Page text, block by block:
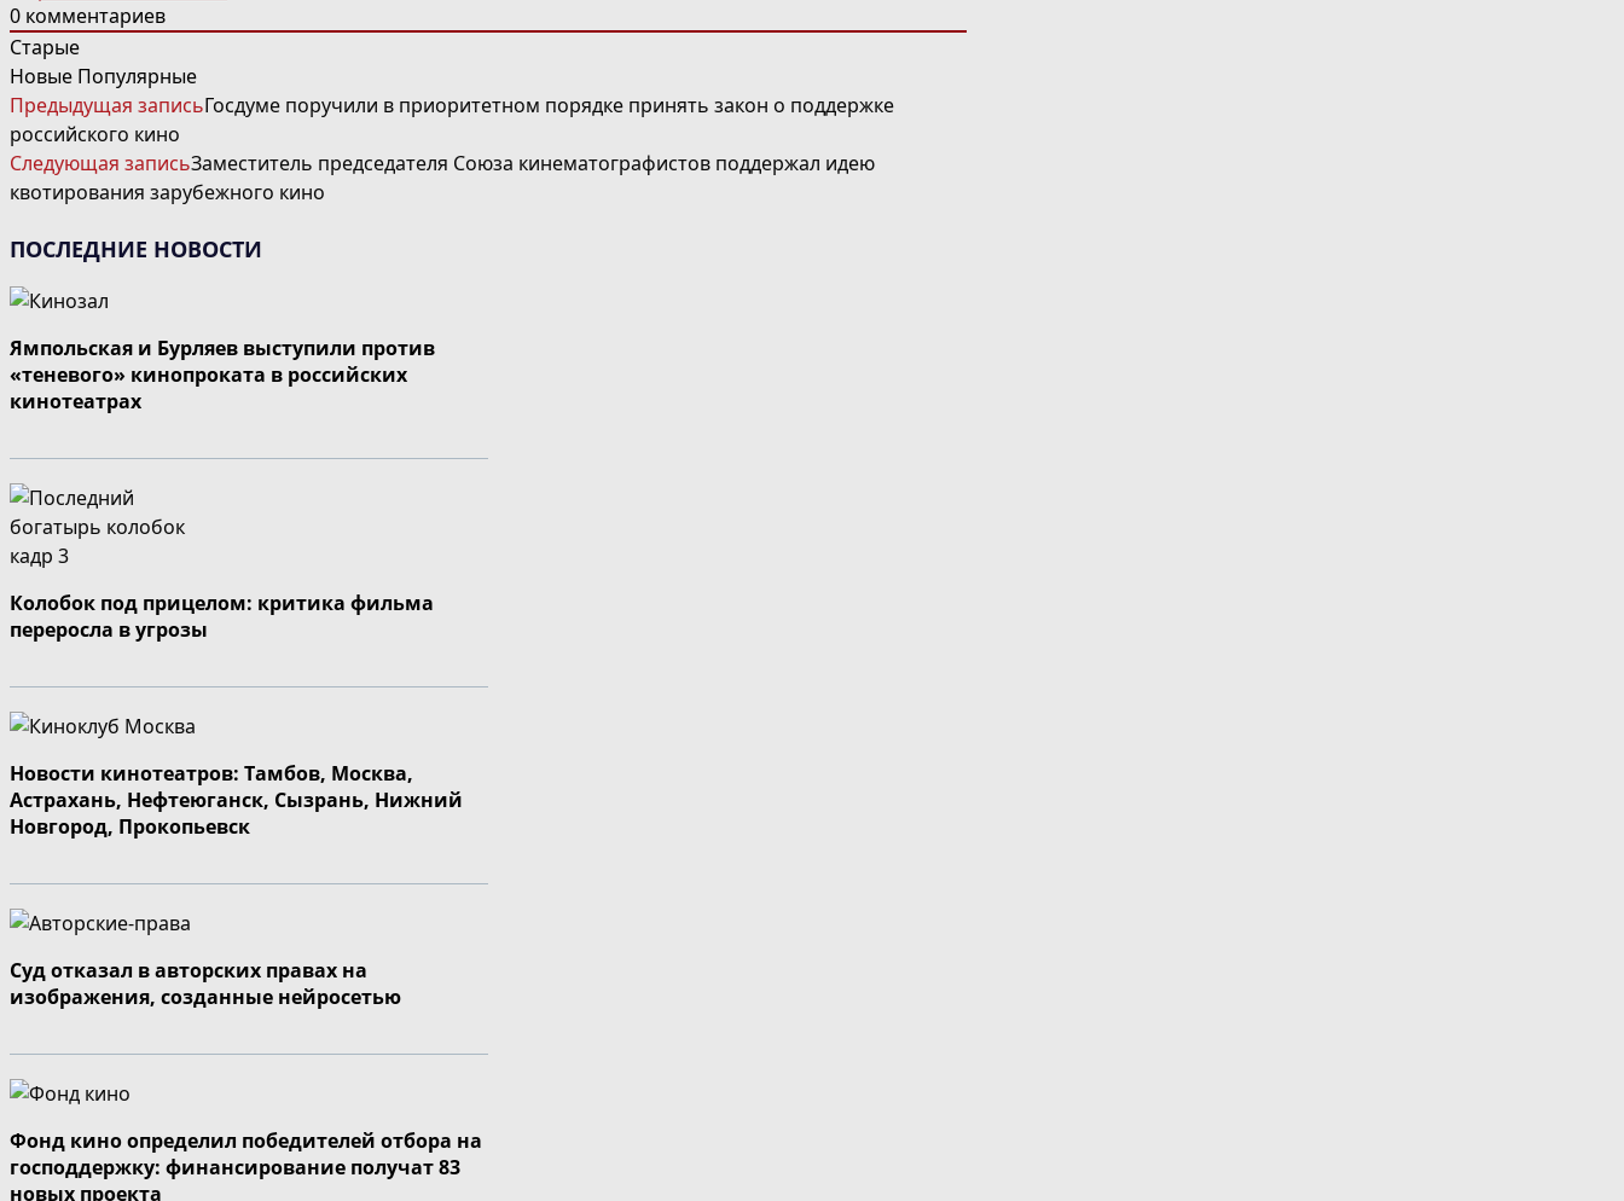
0 комментариев
Старые
Новые Популярные
ЧИТАТЬ
ДАЛЕЕ
СТАТЬИ
Предыдущая записьГосдуме поручили в приоритетном порядке принять закон о поддержке
российского кино
Следующая записьЗаместитель председателя Союза кинематографистов поддержал идею
квотирования зарубежного кино
ПОСЛЕДНИЕ НОВОСТИ
Ямпольская и Бурляев выступили против
«теневого» кинопроката в российских
кинотеатрах
Колобок под прицелом: критика фильма
переросла в угрозы
Новости кинотеатров: Тамбов, Москва,
Астрахань, Нефтеюганск, Сызрань, Нижний
Новгород, Прокопьевск
Суд отказал в авторских правах на
изображения, созданные нейросетью
Фонд кино определил победителей отбора на
господдержку: финансирование получат 83
новых проекта